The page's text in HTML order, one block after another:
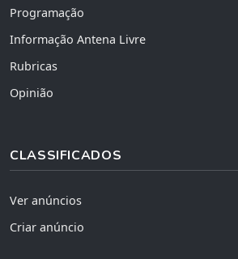
Programação
Informação Antena Livre
Rubricas
Opinião
CLASSIFICADOS
Ver anúncios
Criar anúncio